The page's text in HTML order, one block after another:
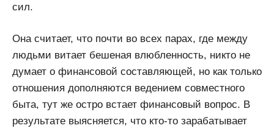
сил.
Она считает, что почти во всех парах, где между
людьми витает бешеная влюбленность, никто не
думает о финансовой составляющей, но как только
отношения дополняются ведением совместного
быта, тут же остро встает финансовый вопрос. В
результате выясняется, что кто-то зарабатывает